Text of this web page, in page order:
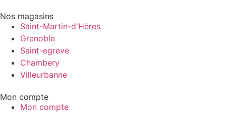
Nos magasins
Saint-Martin-d'Hères
Grenoble
Saint-egreve
Chambery
Villeurbanne
Mon compte
Mon compte